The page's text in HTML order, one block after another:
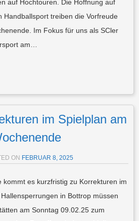
auf Hochtouren. Die Hoffnung auf
Handballsport treiben die Vorfreude
Im Fokus für uns als SCler
am…
im Spielplan am
ON FEBRUAR 8, 2025
kommt es kurzfristig zu Korrekturen im
in Bottrop müssen
am Sonntag 09.02.25 zum